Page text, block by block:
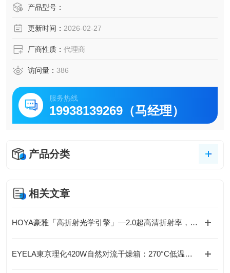
量。且无需对焦，可在任意的面进行高速扫描,轻松决定测量
产品型号：
更新时间： 2026-02-27
厂商性质： 代理商
访问量： 386
服务热线
19938139269（马经理）
产品分类
相关文章
HOYA豪雅「高折射光学引擎」—2.0超高清折射率，重新定义成像极限！
EYELA東京理化420W自然对流干燥箱：270°C低温防爆型，标配实验室安全之选“